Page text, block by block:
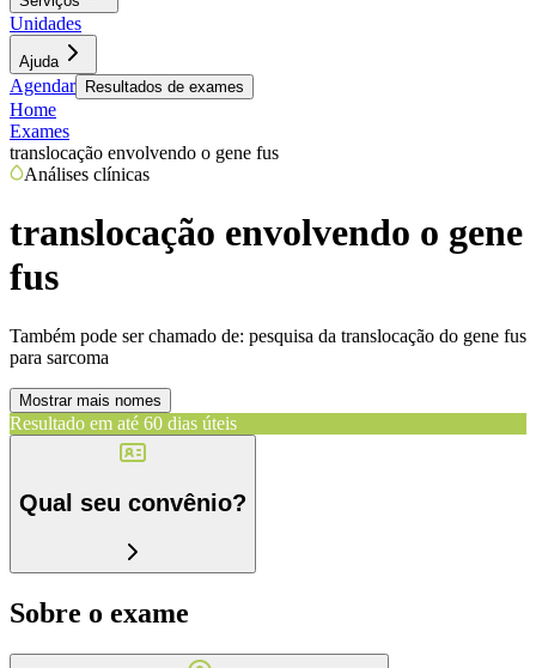
Unidades
Ajuda
Agendar Resultados de exames
Home
Exames
translocação envolvendo o gene fus
Análises clínicas
translocação envolvendo o gene
fus
Também pode ser chamado de: pesquisa da translocação do gene fus
para sarcoma
Mostrar mais nomes
Resultado em até 60 dias úteis
Qual seu convênio?
Sobre o exame